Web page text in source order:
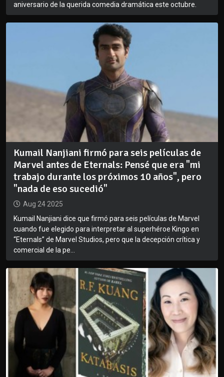
aniversario de la querida comedia dramática este octubre.
Kumail Nanjiani firmó para seis películas de
Marvel antes de Eternals: Pensé que era "mi
trabajo durante los próximos 10 años", pero
"nada de eso sucedió"
Aug 24 2025
Kumail Nanjiani dice que firmó para seis películas de Marvel
cuando fue elegido para interpretar al superhéroe Kingo en
“Eternals” de Marvel Studios, pero que la decepción crítica y
comercial de la pe...